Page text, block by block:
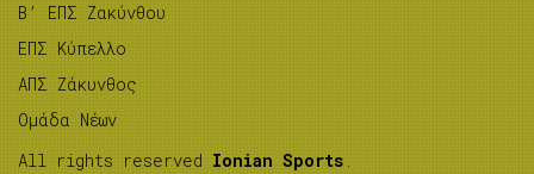
B’ ΕΠΣ Ζακύνθου
ΕΠΣ Κύπελλο
ΑΠΣ Ζάκυνθος
Ομάδα Νέων
All rights reserved Ionian Sports .